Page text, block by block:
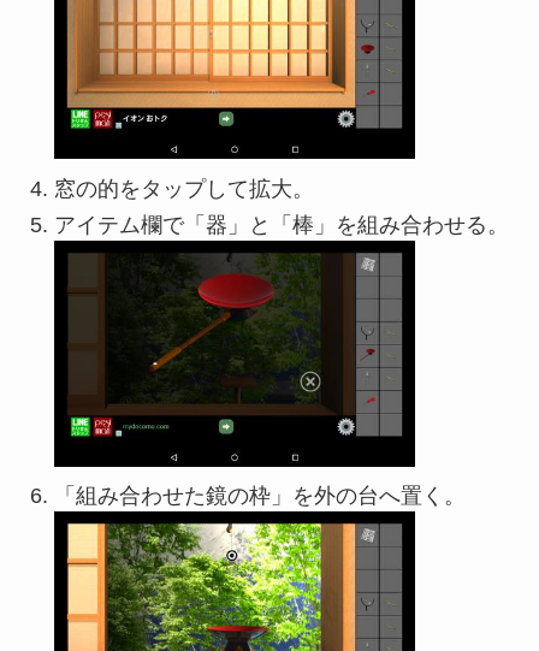
窓の的をタップして拡大。
アイテム欄で「器」と「棒」を組み合わせる。
「組み合わせた鏡の枠」を外の台へ置く。